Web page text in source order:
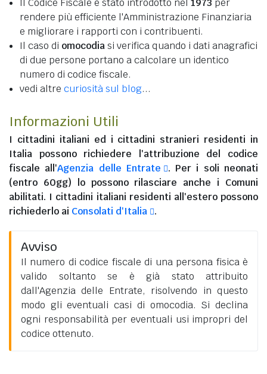
Il Codice Fiscale è stato introdotto nel 1973 per
rendere più efficiente l'Amministrazione Finanziaria
e migliorare i rapporti con i contribuenti.
Il caso di omocodiasi verifica quando i dati anagrafici
di due persone portano a calcolare un identico
numero di codice fiscale.
vedi altre curiosità sul blog...
Informazioni Utili
I cittadini italiani ed i cittadini stranieri residenti in
Italia possono richiedere l'attribuzione del codice
fiscale all'Agenzia delle Entrate
. Per i soli neonati
(entro 60gg) lo possono rilasciare anche i Comuni
abilitati. I cittadini italiani residenti all'esteropossono
richiederlo ai Consolati d'Italia .
Avviso
Il numero di codice fiscale di una persona fisica è
valido soltanto se è già stato attribuito
dall'Agenzia delle Entrate, risolvendo in questo
modo gli eventuali casi di omocodia. Si declina
ogni responsabilità per eventuali usi impropri del
codice ottenuto.